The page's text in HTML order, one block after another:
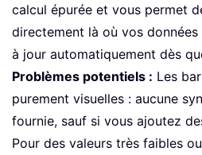
calcul épurée et vous permet
directement là où vos
à jour automatiquement dès
Problèmes potentiels : Les
purement visuelles : aucune
fournie, sauf si vous ajoutez
Pour des valeurs très faibles